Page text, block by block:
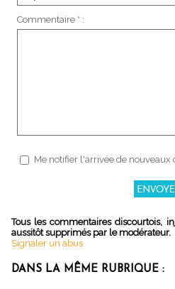
Commentaire * :
Me notifier l'arrivée de nouveaux
Tous les commentaires discourtois,
aussitôt supprimés par le modérateur.
Signaler un abus
DANS LA MÊME RUBRIQUE :